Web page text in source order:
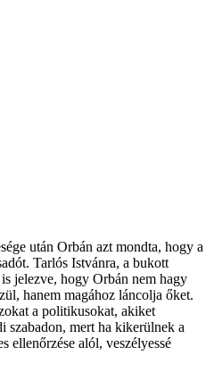
után Orbán azt mondta, hogy a
Tarlós Istvánra, a bukott
jelezve, hogy Orbán nem hagy
hanem magához láncolja őket.
a politikusokat, akiket
szabadon, mert ha kikerülnek a
ellenőrzése alól, veszélyessé